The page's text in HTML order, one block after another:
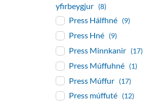
yfirbeygjur (8)
Press Hálfhné (9)
Press Hné (9)
Press Minnkanir (17)
Press Múffuhné (1)
Press Múffur (17)
Press múffuté (12)